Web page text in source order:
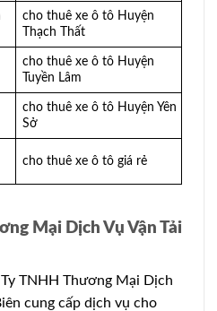
cho thuê xe ô tô Huyện
Thạch Thất
cho thuê xe ô tô Huyện
Tuyền Lâm
cho thuê xe ô tô Huyện Yên
Sở
cho thuê xe ô tô giá rẻ
Mại Dịch Vụ Vận Tải
TNHH Thương Mại Dịch
cung cấp dịch vụ cho